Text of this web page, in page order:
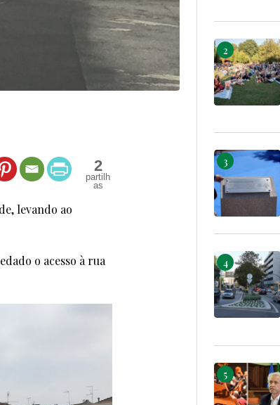
2
levando ao
o acesso à rua